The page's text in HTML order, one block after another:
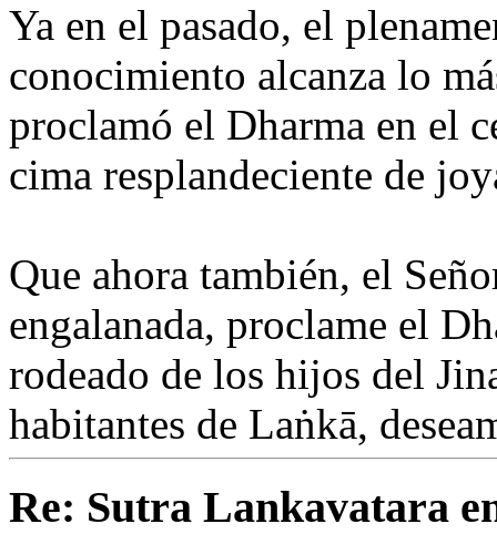
Ya en el pasado, el
conocimiento alcanza lo
proclamó el Dharma en el
cima resplandeciente de
Que ahora también, el
engalanada, proclame el
rodeado de los hijos del
habitantes de Laṅkā,
Re: Sutra Lankavatara